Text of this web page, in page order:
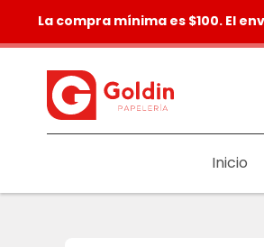
La compra mínima es $100. El
Inicio